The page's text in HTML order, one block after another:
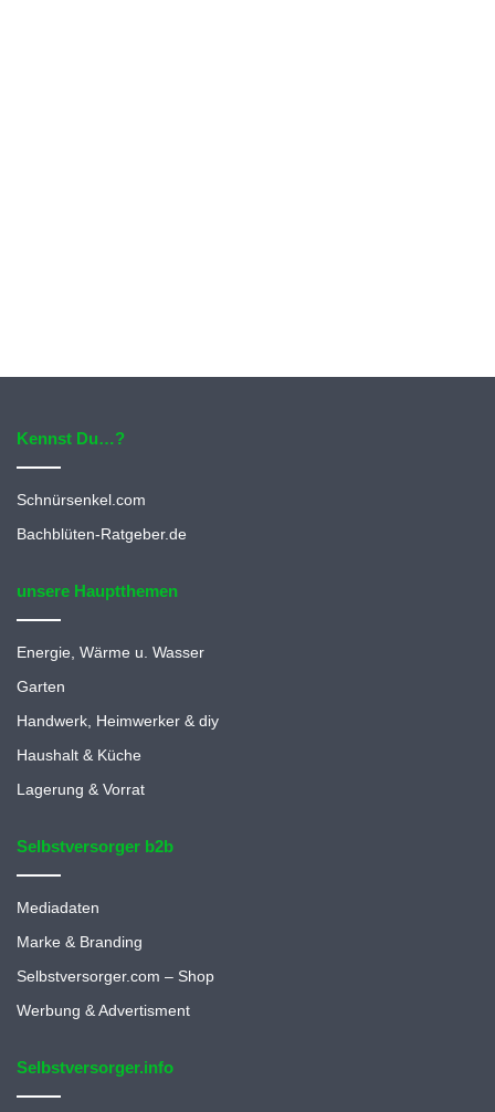
Kennst Du…?
Schnürsenkel.com
Bachblüten-Ratgeber.de
unsere Hauptthemen
Energie, Wärme u. Wasser
Garten
Handwerk, Heimwerker & diy
Haushalt & Küche
Lagerung & Vorrat
Selbstversorger b2b
Mediadaten
Marke & Branding
Selbstversorger.com – Shop
Werbung & Advertisment
Selbstversorger.info